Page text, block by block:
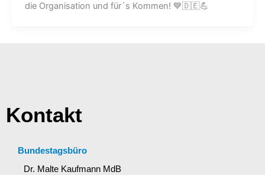
die Organisation und für´s Kommen! 💙🇩🇪💪
Kontakt
Bundestagsbüro
Dr. Malte Kaufmann MdB